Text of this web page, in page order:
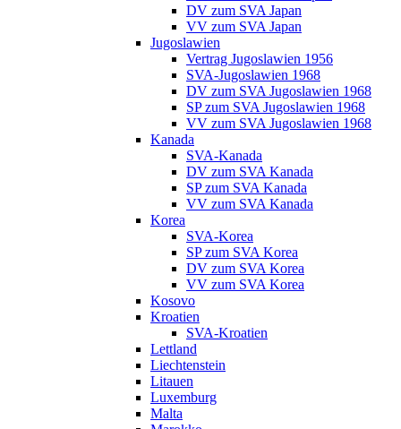
DV zum SVA Japan
VV zum SVA Japan
Jugoslawien
Vertrag Jugoslawien 1956
SVA-Jugoslawien 1968
DV zum SVA Jugoslawien 1968
SP zum SVA Jugoslawien 1968
VV zum SVA Jugoslawien 1968
Kanada
SVA-Kanada
DV zum SVA Kanada
SP zum SVA Kanada
VV zum SVA Kanada
Korea
SVA-Korea
SP zum SVA Korea
DV zum SVA Korea
VV zum SVA Korea
Kosovo
Kroatien
SVA-Kroatien
Lettland
Liechtenstein
Litauen
Luxemburg
Malta